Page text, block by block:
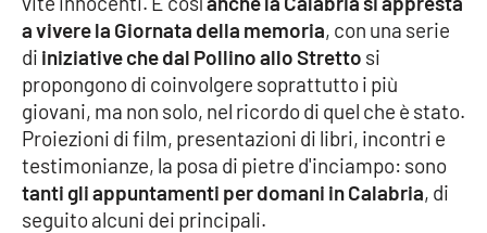
Cultura
Economia e Lavoro
Politica
Sanità
a vivere la Giornata della memoria, con una serie
di iniziative che dal Pollino allo Stretto si
propongono di coinvolgere soprattutto i più
giovani, ma non solo, nel ricordo di quel che è stato.
Proiezioni di film, presentazioni di libri, incontri e
testimonianze, la posa di pietre d'inciampo: sono
tanti gli appuntamenti per domani in Calabria, di
seguito alcuni dei principali.